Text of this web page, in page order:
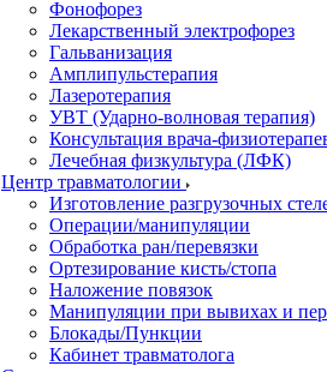
Фонофорез
Лекарственный электрофорез
Гальванизация
Амплипульстерапия
Лазеротерапия
УВТ (Ударно-волновая терапия)
Консультация врача-
Лечебная физкультура (ЛФК)
Центр травматологии
Изготовление разгрузочных
Операции/манипуляции
Обработка ран/перевязки
Ортезирование кисть/стопа
Наложение повязок
Манипуляции при вывихах и
Блокады/Пункции
Кабинет травматолога